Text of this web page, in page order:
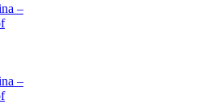
–
–